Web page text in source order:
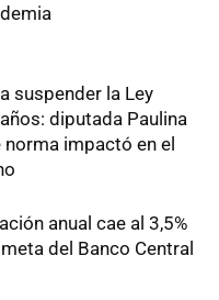
suspender la Ley
diputada Paulina
norma impactó en el
anual cae al 3,5%
del Banco Central